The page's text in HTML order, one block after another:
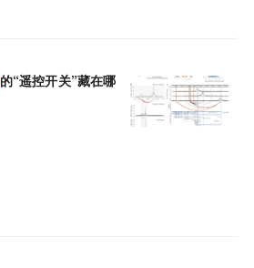
的“遥控开关”藏在哪里？科学家在稀有免